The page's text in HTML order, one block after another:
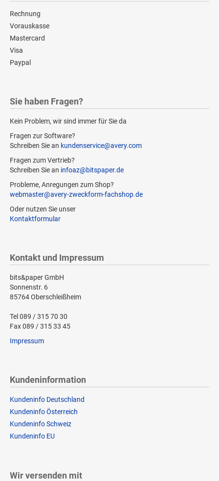
Rechnung
Vorauskasse
Mastercard
Visa
Paypal
Sie haben Fragen?
Kein Problem, wir sind immer für Sie da
Fragen zur Software?
Schreiben Sie an kundenservice@avery.com
Fragen zum Vertrieb?
Schreiben Sie an infoaz@bitspaper.de
Probleme, Anregungen zum Shop?
webmaster@avery-zweckform-fachshop.de
Oder nutzen Sie unser
Kontaktformular
Kontakt und Impressum
bits&paper GmbH
Sonnenstr. 6
85764 Oberschleißheim
Tel 089 / 315 70 30
Fax 089 / 315 33 45
Impressum
Kundeninformation
Kundeninfo Deutschland
Kundeninfo Österreich
Kundeninfo Schweiz
Kundeninfo EU
Wir versenden mit